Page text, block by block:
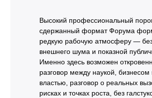
Высокий профессиональный
сдержанный формат Форума
редкую рабочую атмосферу —
внешнего шума и показной
Именно здесь возможен
разговор между наукой, бизнесом
властью, разговор о реальных
рисках и точках роста, без